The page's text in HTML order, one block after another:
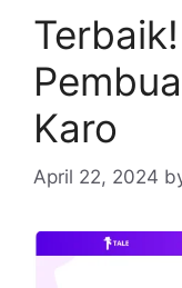
Karo
April 22, 2024